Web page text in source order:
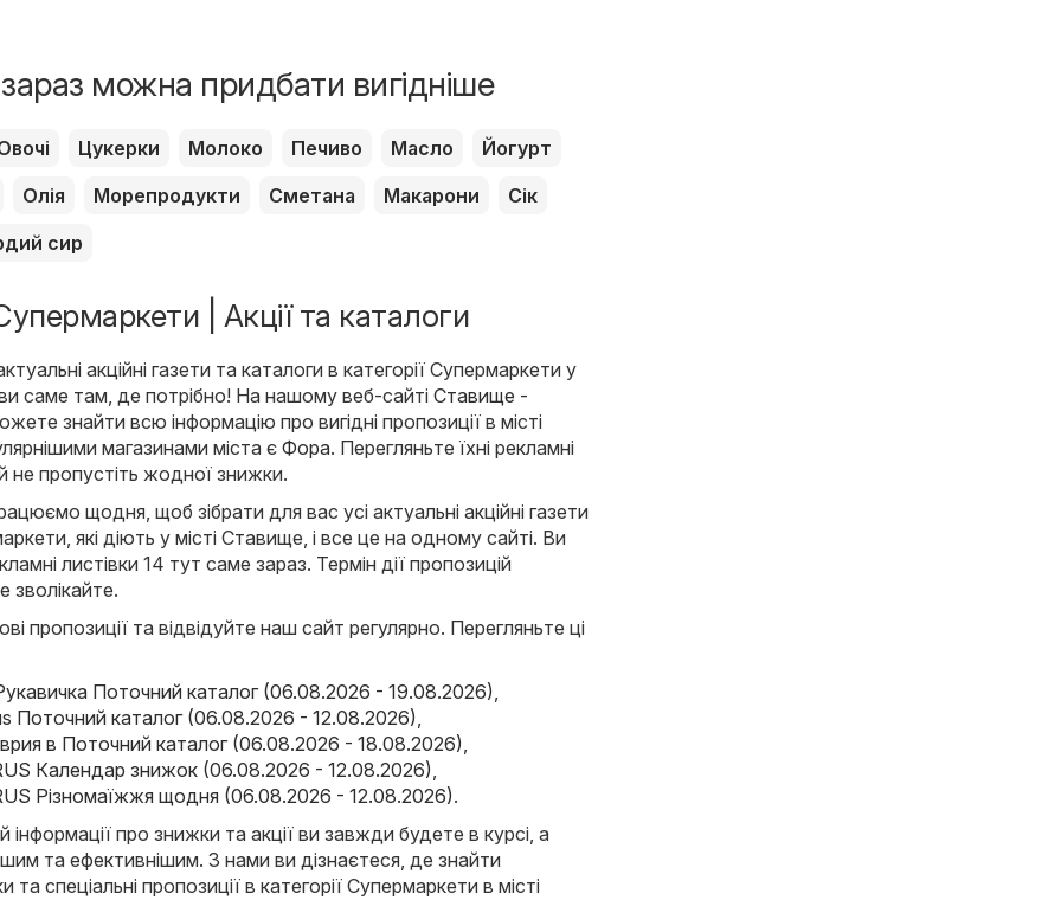
зараз можна придбати вигідніше
Цукерки Молоко Печиво Масло
Йогурт
Олія Морепродукти Сметана Макарони
Сік
сир
| Акції та каталоги
акційні газети та каталоги в категорії Супермаркети у
саме там, де потрібно! На нашому веб-сайті Ставище -
знайти всю інформацію про вигідні пропозиції в місті
магазинами міста є Фора. Перегляньте їхні рекламні
не пропустіть жодної знижки.
щодня, щоб зібрати для вас усі актуальні акційні газети
які діють у місті Ставище, і все це на одному сайті. Ви
листівки 14 тут саме зараз. Термін дії пропозицій
пропозиції та відвідуйте наш сайт регулярно. Перегляньте ці
Поточний каталог (06.08.2026 - 19.08.2026),
Поточний каталог (06.08.2026 - 12.08.2026),
в Поточний каталог (06.08.2026 - 18.08.2026),
Календар знижок (06.08.2026 - 12.08.2026),
Різномаїжжя щодня (06.08.2026 - 12.08.2026).
інформації про знижки та акції ви завжди будете в курсі, а
та ефективнішим. З нами ви дізнаєтеся, де знайти
та спеціальні пропозиції в категорії Супермаркети в місті